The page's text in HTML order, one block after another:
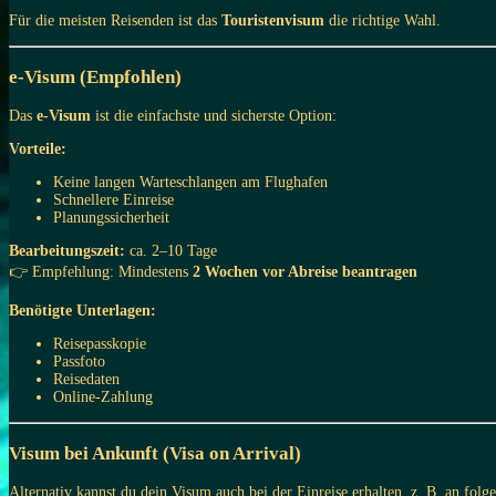
Für die meisten Reisenden ist das Touristenvisum die richtige Wahl.
e-Visum (Empfohlen)
Das e-Visum ist die einfachste und sicherste Option:
Vorteile:
Keine langen Warteschlangen am Flughafen
Schnellere Einreise
Planungssicherheit
Bearbeitungszeit: ca. 2–10 Tage
👉 Empfehlung: Mindestens 2 Wochen vor Abreise beantragen
Benötigte Unterlagen:
Reisepasskopie
Passfoto
Reisedaten
Online-Zahlung
Visum bei Ankunft (Visa on Arrival)
Alternativ kannst du dein Visum auch bei der Einreise erhalten, z. B. an